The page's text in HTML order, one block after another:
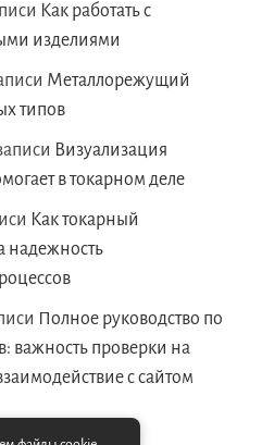
Как работать с
изделиями
Металлорежущий
типов
Визуализация
в токарном деле
Как токарный
надежность
Полное руководство по
важность проверки на
с сайтом